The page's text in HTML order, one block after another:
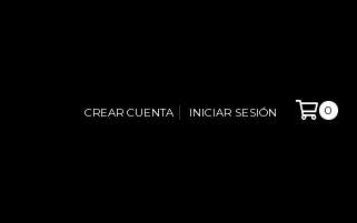
CREAR CUENTA INICIAR SESIÓN 0